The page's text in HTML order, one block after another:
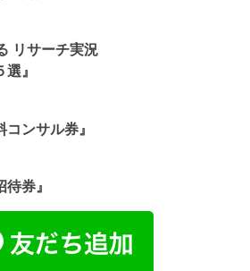
リサーチ実況
』
ンサル券』
券』